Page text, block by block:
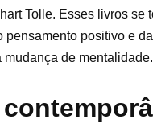
Tolle. Esses livros
pensamento positivo e
mudança de mentalidade.